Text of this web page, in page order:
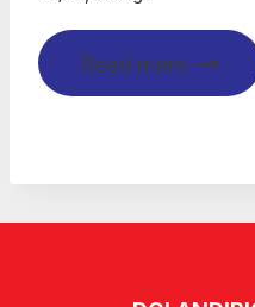
Read more